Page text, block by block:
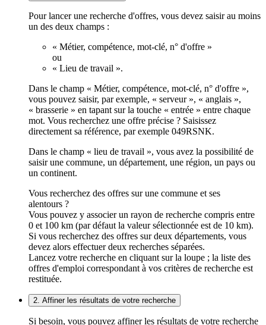
Pour lancer une recherche d'offres, vous devez saisir au moins
un des deux champs :
« Métier, compétence, mot-clé, n° d'offre »
ou
« Lieu de travail ».
Dans le champ « Métier, compétence, mot-clé, n° d'offre »,
vous pouvez saisir, par exemple, « serveur », « anglais »,
« brasserie » en tapant sur la touche « entrée » entre chaque
mot. Vous recherchez une offre précise ? Saisissez
directement sa référence, par exemple 049RSNK.
Dans le champ « lieu de travail », vous avez la possibilité de
saisir une commune, un département, une région, un pays ou
un continent.
Vous recherchez des offres sur une commune et ses
alentours ?
Vous pouvez y associer un rayon de recherche compris entre
0 et 100 km (par défaut la valeur sélectionnée est de 10 km).
Si vous recherchez des offres sur deux départements, vous
devez alors effectuer deux recherches séparées.
Lancez votre recherche en cliquant sur la loupe ; la liste des
offres d'emploi correspondant à vos critères de recherche est
restituée.
2. Affiner les résultats de votre recherche
Si besoin, vous pouvez affiner les résultats de votre recherche